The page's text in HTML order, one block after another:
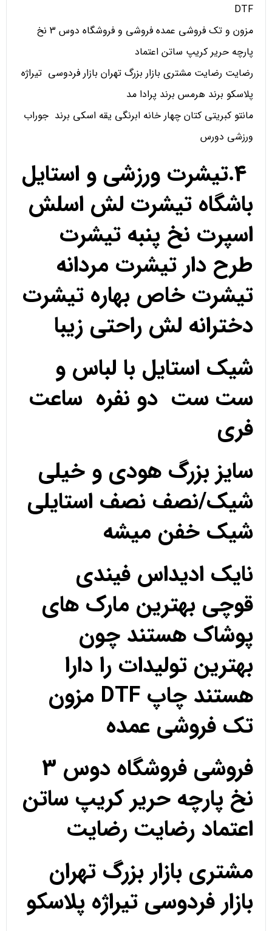
DTF
مزون و تک فروشی عمده فروشی و فروشگاه دوس 3 نخ
پارچه حریر کریپ ساتن اعتماد
رضایت رضایت مشتری بازار بزرگ تهران بازار فردوسی تیراژه
پلاسکو برند هرمس برند پرادا مد
مانتو کبریتی کتان چهار خانه ابرنگی یقه اسکی برند جوراب
ورزشی دورس
4.تیشرت ورزشی و استایل
باشگاه تیشرت لش اسلش
اسپرت نخ پنبه تیشرت
طرح دار تیشرت مردانه
تیشرت خاص بهاره تیشرت
دخترانه لش راحتی زیبا
شیک استایل با لباس و
ست ست دو نفره ساعت
فری
سایز بزرگ هودی و خیلی
شیک/نصف نصف استایلی
شیک خفن میشه
نایک ادیداس فیندی
قوچی بهترین مارک های
پوشاک هستند چون
بهترین تولیدات را دارا
هستند چاپ DTF مزون
تک فروشی عمده
فروشی فروشگاه دوس 3
نخ پارچه حریر کریپ ساتن
اعتماد رضایت رضایت
مشتری بازار بزرگ تهران
بازار فردوسی تیراژه پلاسکو